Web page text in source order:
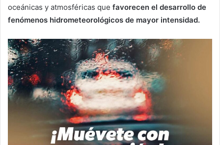
oceánicas y atmosféricas que favorecen el desarrollo de
fenómenos hidrometeorológicos de mayor intensidad.